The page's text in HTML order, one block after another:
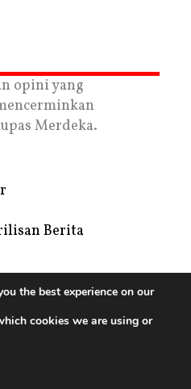
opini yang
Merdeka.
Berita
Mediatama
the best experience on our
cookies we are using or